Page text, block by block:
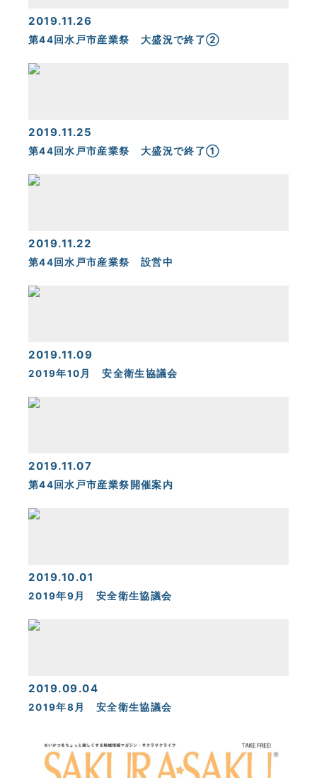
2019.11.26
第44回水戸市産業祭 大盛況で終了②
2019.11.25
第44回水戸市産業祭 大盛況で終了①
2019.11.22
第44回水戸市産業祭 設営中
2019.11.09
2019年10月 安全衛生協議会
2019.11.07
第44回水戸市産業祭開催案内
2019.10.01
2019年9月 安全衛生協議会
2019.09.04
2019年8月 安全衛生協議会